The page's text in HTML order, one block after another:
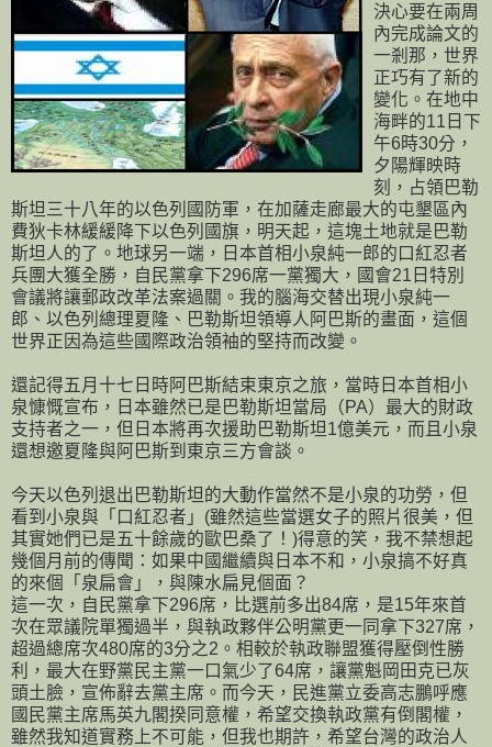
決心要在兩周
內完成論文的
一剎那，世界
正巧有了新的
變化。在地中
海畔的11日下
午6時30分，
夕陽輝映時
刻，占領巴勒
斯坦三十八年的以色列國防軍，在加薩走廊最大的屯墾區內
費狄卡林緩緩降下以色列國旗，明天起，這塊土地就是巴勒
斯坦人的了。地球另一端，日本首相小泉純一郎的口紅忍者
兵團大獲全勝，自民黨拿下296席一黨獨大，國會21日特別
會議將讓郵政改革法案過關。我的腦海交替出現小泉純一
郎、以色列總理夏隆、巴勒斯坦領導人阿巴斯的畫面，這個
世界正因為這些國際政治領袖的堅持而改變。
還記得五月十七日時阿巴斯結束東京之旅，當時日本首相小
泉慷慨宣布，日本雖然已是巴勒斯坦當局（PA）最大的財政
支持者之一，但日本將再次援助巴勒斯坦1億美元，而且小泉
還想邀夏隆與阿巴斯到東京三方會談。
今天以色列退出巴勒斯坦的大動作當然不是小泉的功勞，但
看到小泉與「口紅忍者」(雖然這些當選女子的照片很美，但
其實她們已是五十餘歲的歐巴桑了！)得意的笑，我不禁想起
幾個月前的傳聞：如果中國繼續與日本不和，小泉搞不好真
的來個「泉扁會」，與陳水扁見個面？
這一次，自民黨拿下296席，比選前多出84席，是15年來首
次在眾議院單獨過半，與執政夥伴公明黨更一同拿下327席，
超過總席次480席的3分之2。相較於執政聯盟獲得壓倒性勝
利，最大在野黨民主黨一口氣少了64席，讓黨魁岡田克已灰
頭土臉，宣佈辭去黨主席。而今天，民進黨立委高志鵬呼應
國民黨主席馬英九閣揆同意權，希望交換執政黨有倒閣權，
雖然我知道實務上不可能，但我也期許，希望台灣的政治人